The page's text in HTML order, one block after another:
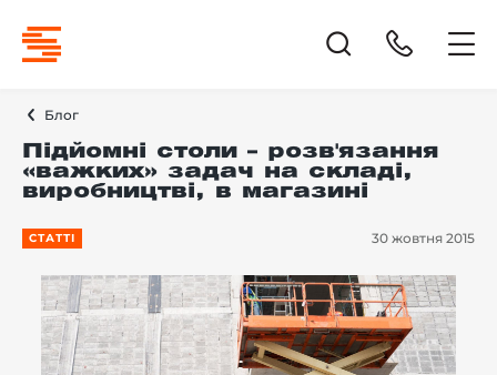
Блог
Підйомні столи – розв'язання
«важких» задач на складі,
виробництві, в магазині
СТАТТІ 30 жовтня 2015